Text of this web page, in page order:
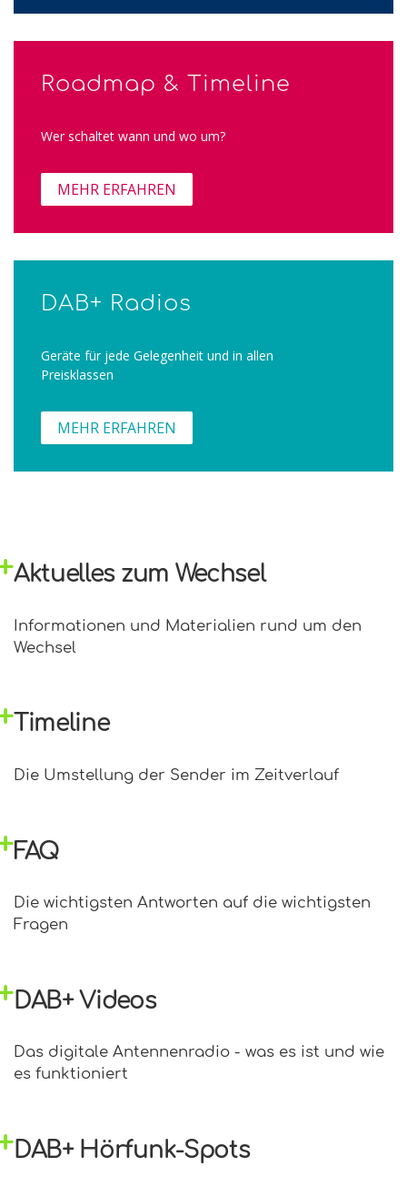
Roadmap & Timeline
Wer schaltet wann und wo um?
MEHR ERFAHREN
DAB+ Radios
Geräte für jede Gelegenheit und in allen
Preisklassen
MEHR ERFAHREN
Aktuelles zum Wechsel
Informationen und Materialien rund um den
Wechsel
Timeline
Die Umstellung der Sender im Zeitverlauf
FAQ
Die wichtigsten Antworten auf die wichtigsten
Fragen
DAB+ Videos
Das digitale Antennenradio - was es ist und wie
es funktioniert
DAB+ Hörfunk-Spots